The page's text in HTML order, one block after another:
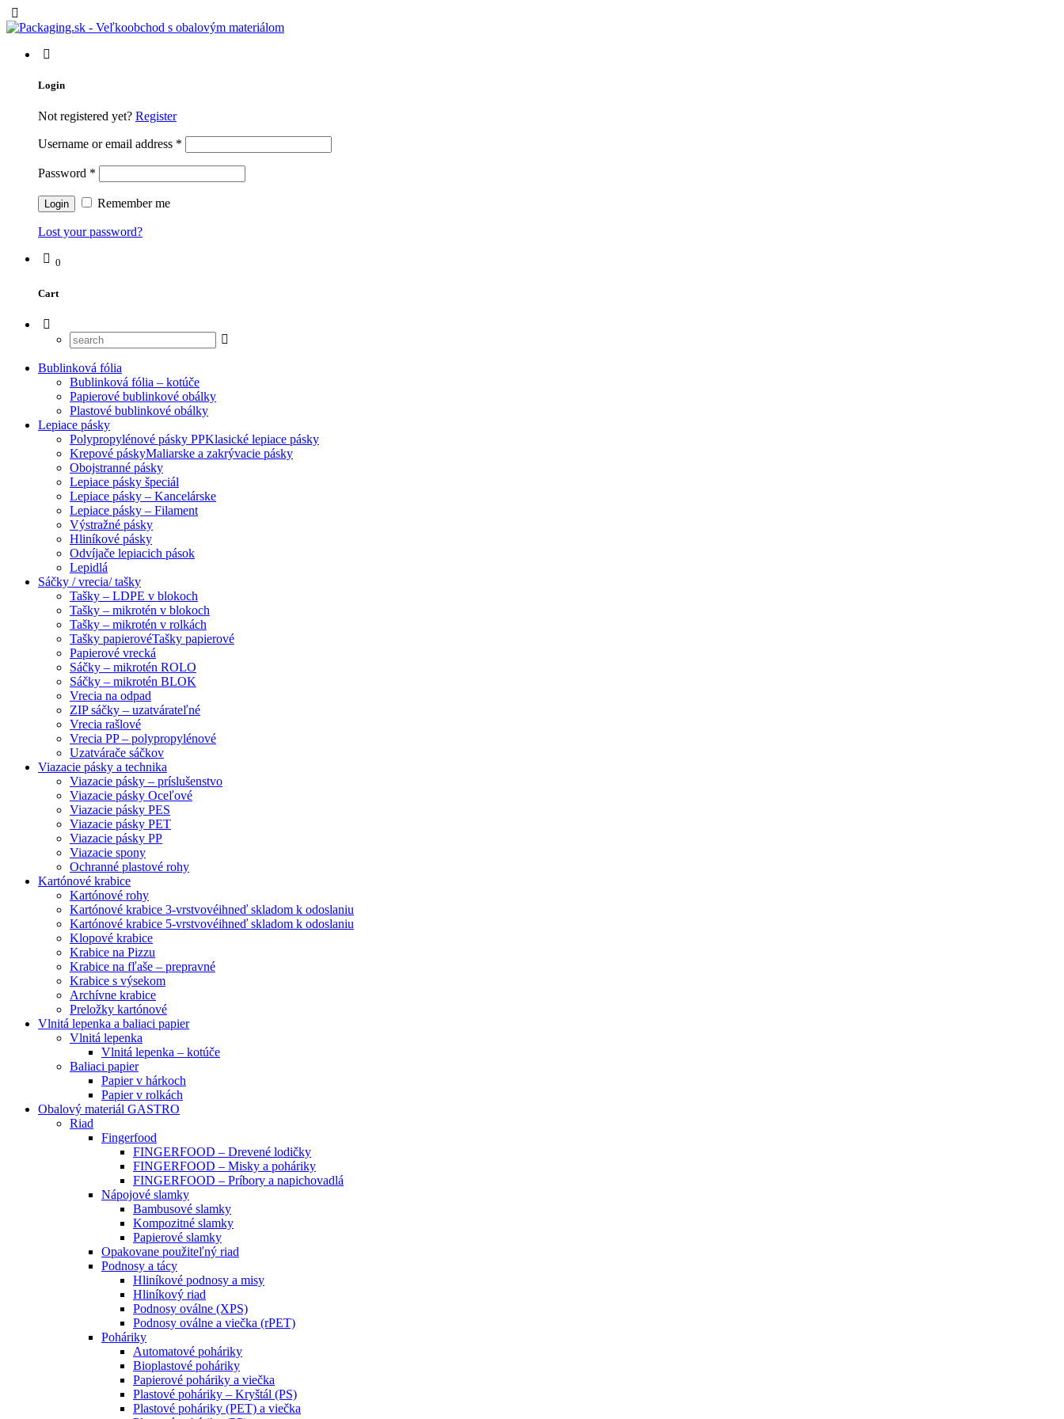
Login
Not registered yet? Register
Username or email address *
Password *
Remember me
Lost your password?
0
Cart
Bublinková fólia
Bublinková fólia – kotúče
Papierové bublinkové obálky
Plastové bublinkové obálky
Lepiace pásky
Polypropylénové pásky PPKlasické lepiace pásky
Krepové páskyMaliarske a zakrývacie pásky
Obojstranné pásky
Lepiace pásky špeciál
Lepiace pásky – Kancelárske
Lepiace pásky – Filament
Výstražné pásky
Hliníkové pásky
Odvíjače lepiacich pások
Lepidlá
Sáčky / vrecia/ tašky
Tašky – LDPE v blokoch
Tašky – mikrotén v blokoch
Tašky – mikrotén v rolkách
Tašky papierovéTašky papierové
Papierové vrecká
Sáčky – mikrotén ROLO
Sáčky – mikrotén BLOK
Vrecia na odpad
ZIP sáčky – uzatvárateľné
Vrecia rašlové
Vrecia PP – polypropylénové
Uzatvárače sáčkov
Viazacie pásky a technika
Viazacie pásky – príslušenstvo
Viazacie pásky Oceľové
Viazacie pásky PES
Viazacie pásky PET
Viazacie pásky PP
Viazacie spony
Ochranné plastové rohy
Kartónové krabice
Kartónové rohy
Kartónové krabice 3-vrstvovéihneď skladom k odoslaniu
Kartónové krabice 5-vrstvovéihneď skladom k odoslaniu
Klopové krabice
Krabice na Pizzu
Krabice na fľaše – prepravné
Krabice s výsekom
Archívne krabice
Preložky kartónové
Vlnitá lepenka a baliaci papier
Vlnitá lepenka
Vlnitá lepenka – kotúče
Baliaci papier
Papier v hárkoch
Papier v rolkách
Obalový materiál GASTRO
Riad
Fingerfood
FINGERFOOD – Drevené lodičky
FINGERFOOD – Misky a poháriky
FINGERFOOD – Príbory a napichovadlá
Nápojové slamky
Bambusové slamky
Kompozitné slamky
Papierové slamky
Opakovane použiteľný riad
Podnosy a tácy
Hliníkové podnosy a misy
Hliníkový riad
Podnosy oválne (XPS)
Podnosy oválne a viečka (rPET)
Poháriky
Automatové poháriky
Bioplastové poháriky
Papierové poháriky a viečka
Plastové poháriky – Kryštál (PS)
Plastové poháriky (PET) a viečka